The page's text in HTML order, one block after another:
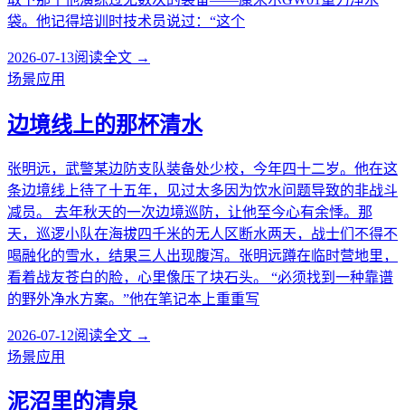
袋。他记得培训时技术员说过：“这个
2026-07-13阅读全文 →
场景应用
边境线上的那杯清水
张明远，武警某边防支队装备处少校，今年四十二岁。他在这
条边境线上待了十五年，见过太多因为饮水问题导致的非战斗
减员。 去年秋天的一次边境巡防，让他至今心有余悸。那
天，巡逻小队在海拔四千米的无人区断水两天，战士们不得不
喝融化的雪水，结果三人出现腹泻。张明远蹲在临时营地里，
看着战友苍白的脸，心里像压了块石头。 “必须找到一种靠谱
的野外净水方案。”他在笔记本上重重写
2026-07-12阅读全文 →
场景应用
泥沼里的清泉